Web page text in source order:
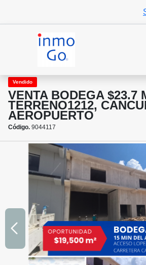
Vendido
VENTA BODEGA $23.7
TERRENO1212,
AEROPUERTO
Código. 9044117